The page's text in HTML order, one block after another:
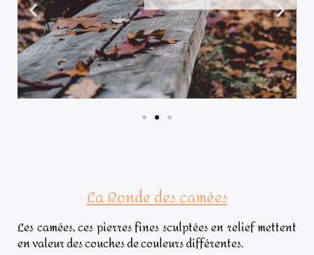
La Ronde des camées
Les camées, ces pierres fines sculptées en relief mettent
en valeur des couches de couleurs différentes.